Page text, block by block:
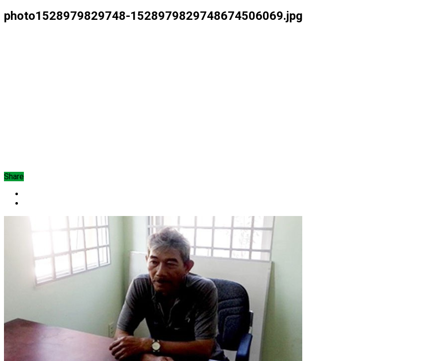
photo1528979829748-1528979829748674506069.jpg
Share